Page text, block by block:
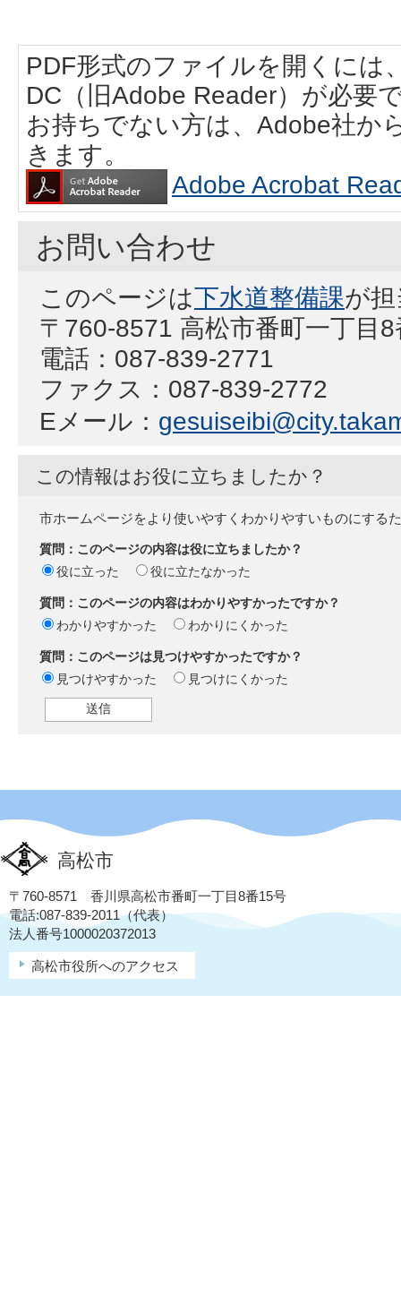
PDF形式のファイルを開くには
DC（旧Adobe Reader）が必要
お持ちでない方は、Adobe社か
きます。
Adobe Acrobat
お問い合わせ
このページは下水道整備課が
〒760-8571 高松市番町一丁目
電話：087-839-2771
ファクス：087-839-2772
Eメール：
この情報はお役に立ちましたか？
市ホームページをより使いやすくわかりやすいものにする
質問：このページの内容は役に立ちましたか？
役に立った
役に立たなかった
質問：このページの内容はわかりやすかったですか？
わかりやすかった
わかりにくかった
質問：このページは見つけやすかったですか？
見つけやすかった
見つけにくかった
高松市
〒760-8571 香川県高松市番町一丁目8番15号
電話:087-839-2011（代表）
法人番号1000020372013
高松市役所へのアクセス